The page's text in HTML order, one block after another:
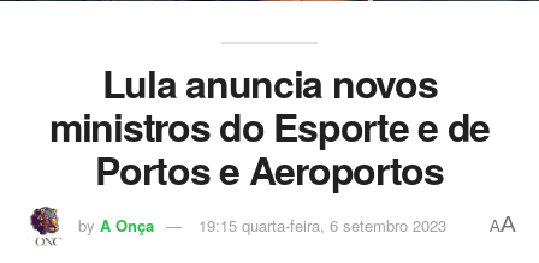
Lula anuncia novos
ministros do Esporte e de
Portos e Aeroportos
by A Onça 19:15 quarta-feira, 6 setembro 2023 AA